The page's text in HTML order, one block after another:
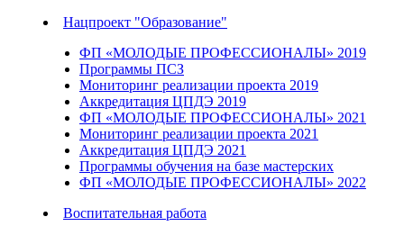
Нацпроект "Образование"
ФП «МОЛОДЫЕ ПРОФЕССИОНАЛЫ» 2019
Программы ПСЗ
Мониторинг реализации проекта 2019
Аккредитация ЦПДЭ 2019
ФП «МОЛОДЫЕ ПРОФЕССИОНАЛЫ» 2021
Мониторинг реализации проекта 2021
Аккредитация ЦПДЭ 2021
Программы обучения на базе мастерских
ФП «МОЛОДЫЕ ПРОФЕССИОНАЛЫ» 2022
Воспитательная работа